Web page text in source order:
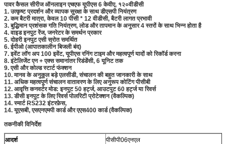
पावर कैसल सीरीज ऑनलाइन एचएफ यूपीएस 6 केवीए, १२०वीडीसी
1. उत्कृष्ट प्रदर्शन और व्यापक सुरक्षा के साथ डीएसपी नियंत्रण
2. कम बैटरी मात्रा, केवल 10 पीसी * 12 वीडीसी, बैटरी लागत प्रभावी
3. बुद्धिमान प्रशंसक गति नियंत्रण, लोड और तापमान के अनुसार 4 स्तरों के साथ भिन्न होता है
4. वाइड इनपुट रेंज, जनरेटर के समर्थन प्रकार
5. दोहरी इनपुट एसी स्रोत समर्थित
6. ईपीओ (आपातकालीन बिजली बंद)
7. इवेंट लॉग अप 100 इवेंट, यूपीएस रनिंग टाइम और महत्वपूर्ण यादों को रिकॉर्ड करना
8. इंटेलिजेंट एन + एक्स समानांतर रिडंडेंसी, 6 यूनिट तक
9. एसी और कोल्ड स्टार्ट फंक्शन
10. मानव के अनुकूल बड़े एलसीडी, संचालन की बहुत जानकारी के साथ
11. अधिक महत्वपूर्ण संचालन वातावरण के लिए अनुरूप कोटिंग पीसीबी
12. आवृत्ति कनवर्टर मोड: इनपुट 50 हर्ट्ज, आउटपुट 60 हर्ट्ज या रिवर्स
13. डीसी इनपुट के लिए रिवर्स पोलरिटी प्रोटेक्शन (वैकल्पिक)
14. स्मार्ट RS232 इंटरफ़ेस,
14. यूएसबी, एसएनएमपी कार्ड और एएस400 कार्ड (वैकल्पिक)
तकनीकी विनिर्देश
आदर्श पीसीपी06एनएल